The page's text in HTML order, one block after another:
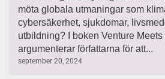
möta globala utmaningar som
cybersäkerhet, sjukdomar,
utbildning? I boken Venture Meets
argumenterar författarna för att...
september 20, 2024